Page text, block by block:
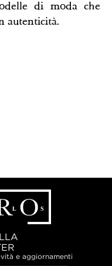
di moda che
autenticità.
e aggiornamenti